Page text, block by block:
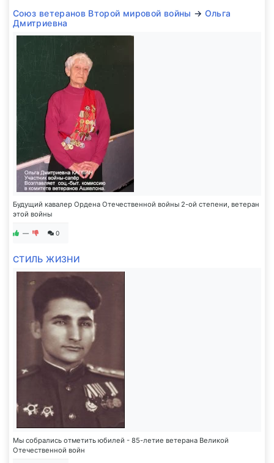
Союз ветеранов Второй мировой войны → Ольга
Дмитриевна
Будущий кавалер Ордена Отечественной войны 2-ой степени, ветеран
этой войны
— 0
СТИЛЬ ЖИЗНИ
Мы собрались отметить юбилей - 85-летие ветерана Великой
Отечественной войн